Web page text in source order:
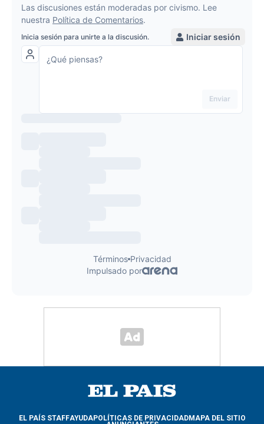
EL PAÍS STAFFAYUDAPOLÍTICAS DE PRIVACIDADMAPA DEL SITIO